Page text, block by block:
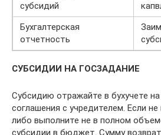
субсидий
Бухгалтерская
отчетность
СУБСИДИИ НА ГОСЗАДАНИЕ
Субсидию отражайте в бухучете
соглашения с учредителем. Если
либо выполните не в полном
субсидии в бюджет. Сумму